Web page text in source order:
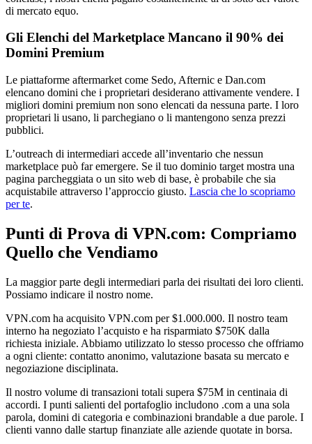
di mercato equo.
Gli Elenchi del Marketplace Mancano il 90% dei
Domini Premium
Le piattaforme aftermarket come Sedo, Afternic e Dan.com
elencano domini che i proprietari desiderano attivamente vendere. I
migliori domini premium non sono elencati da nessuna parte. I loro
proprietari li usano, li parchegiano o li mantengono senza prezzi
pubblici.
L’outreach di intermediari accede all’inventario che nessun
marketplace può far emergere. Se il tuo dominio target mostra una
pagina parcheggiata o un sito web di base, è probabile che sia
acquistabile attraverso l’approccio giusto. Lascia che lo scopriamo
per te.
Punti di Prova di VPN.com: Compriamo
Quello che Vendiamo
La maggior parte degli intermediari parla dei risultati dei loro clienti.
Possiamo indicare il nostro nome.
VPN.com ha acquisito VPN.com per $1.000.000. Il nostro team
interno ha negoziato l’acquisto e ha risparmiato $750K dalla
richiesta iniziale. Abbiamo utilizzato lo stesso processo che offriamo
a ogni cliente: contatto anonimo, valutazione basata su mercato e
negoziazione disciplinata.
Il nostro volume di transazioni totali supera $75M in centinaia di
accordi. I punti salienti del portafoglio includono .com a una sola
parola, domini di categoria e combinazioni brandable a due parole. I
clienti vanno dalle startup finanziate alle aziende quotate in borsa.